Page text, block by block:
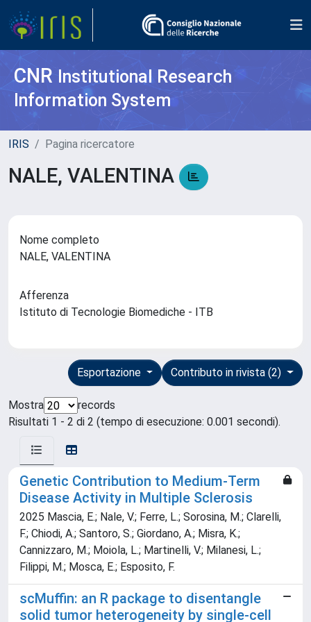
CNR Institutional Research
Information System
IRIS Pagina ricercatore
NALE, VALENTINA
Nome completo
NALE, VALENTINA
Afferenza
Istituto di Tecnologie Biomediche - ITB
Contributo in rivista (2)
Esportazione
Mostra
records
Risultati 1 - 2 di 2 (tempo di esecuzione: 0.001 secondi).
Genetic Contribution to Medium-Term
Disease Activity in Multiple Sclerosis
2025 Mascia, E.; Nale, V.; Ferre, L.; Sorosina, M.; Clarelli,
F.; Chiodi, A.; Santoro, S.; Giordano, A.; Misra, K.;
Cannizzaro, M.; Moiola, L.; Martinelli, V.; Milanesi, L.;
Filippi, M.; Mosca, E.; Esposito, F.
scMuffin: an R package to disentangle
solid tumor heterogeneity by single-cell